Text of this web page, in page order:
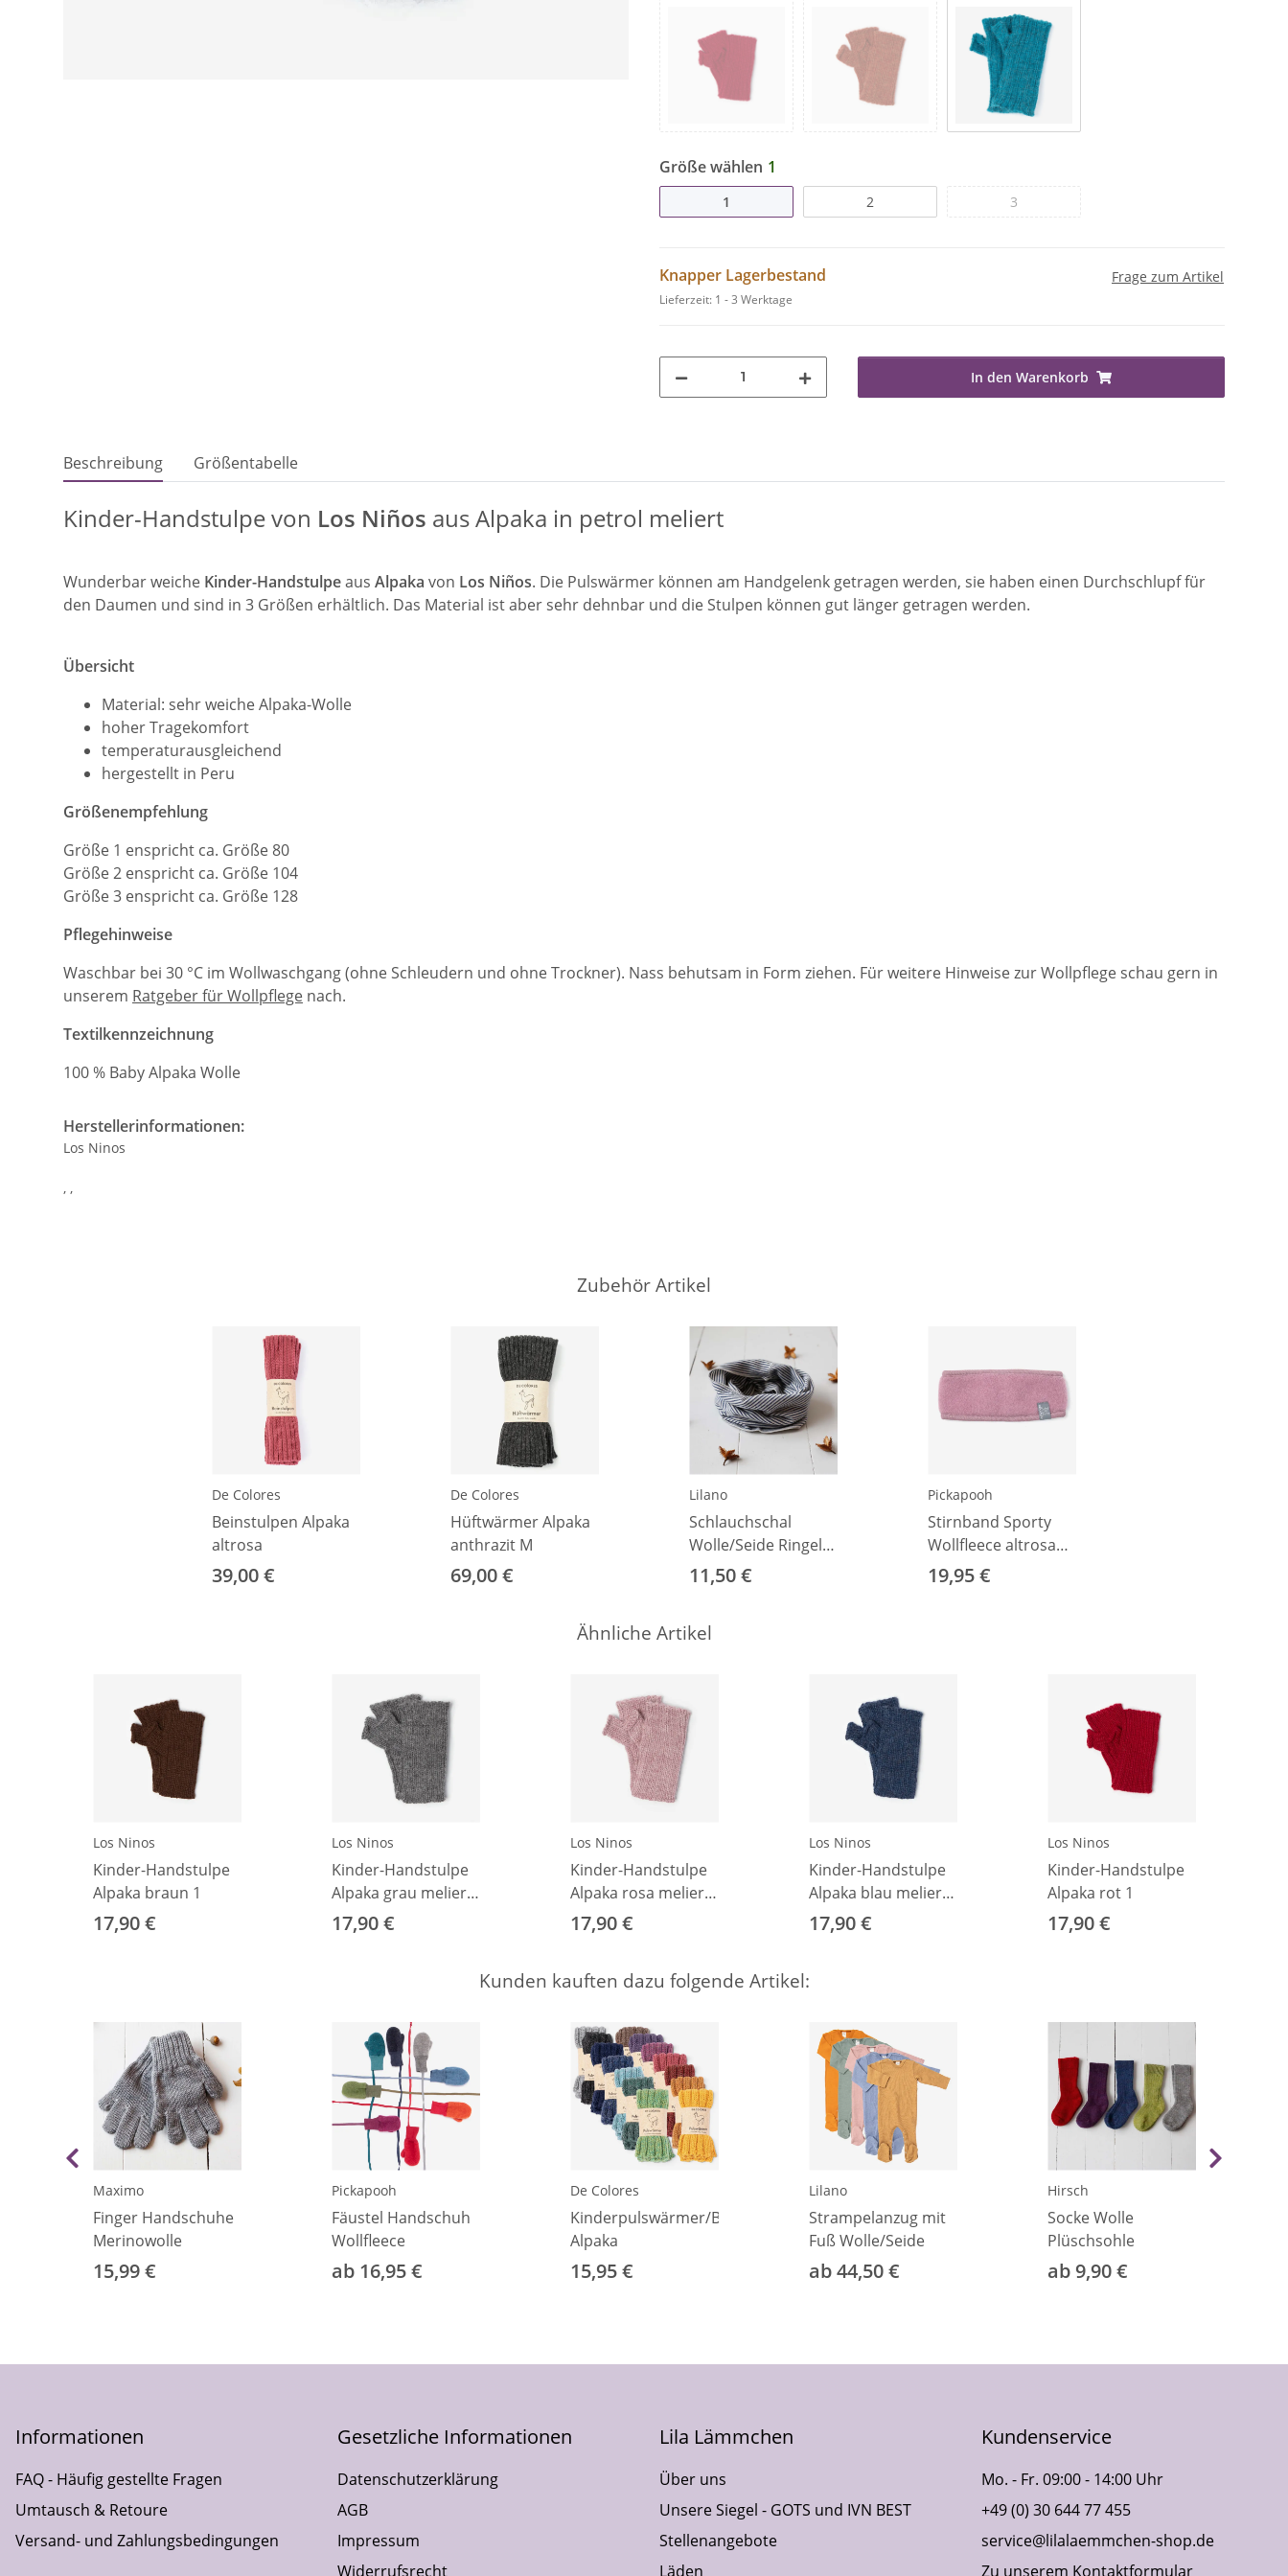
Größe wählen 1
1 2 3
Knapper Lagerbestand
Lieferzeit: 1 - 3 Werktage
Frage zum Artikel
In den Warenkorb
Beschreibung Größentabelle
Kinder-Handstulpe von Los Niños aus Alpaka in petrol meliert
Wunderbar weiche Kinder-Handstulpeaus Alpaka von Los Niños. Die Pulswärmer können am Handgelenk getragen werden, sie haben einen Durchschlupf für
den Daumen und sind in 3 Größen erhältlich. Das Material ist aber sehr dehnbar und die Stulpen können gut länger getragen werden.
Übersicht
Material: sehr weiche Alpaka-Wolle
hoher Tragekomfort
temperaturausgleichend
hergestellt in Peru
Größenempfehlung
Größe 1 enspricht ca. Größe 80
Größe 2 enspricht ca. Größe 104
Größe 3 enspricht ca. Größe 128
Pflegehinweise
Waschbar bei 30 °C im Wollwaschgang (ohne Schleudern und ohne Trockner). Nass behutsam in Form ziehen. Für weitere Hinweise zur Wollpflege schau gern in
unserem Ratgeber für Wollpflege nach.
Textilkennzeichnung
100 % Baby Alpaka Wolle
Herstellerinformationen:
Los Ninos
, ,
Zubehör Artikel
De Colores
Beinstulpen Alpaka
altrosa
39,00 €
De Colores
Hüftwärmer Alpaka
anthrazit M
69,00 €
Lilano
Schlauchschal
Wolle/Seide Ringel
marineblau 1 (ca.
24cm)
11,50 €
Pickapooh
Stirnband Sporty
Wollfleece altrosa
52
19,95 €
Ähnliche Artikel
Los Ninos
Kinder-Handstulpe
Alpaka braun 1
17,90 €
Los Ninos
Kinder-Handstulpe
Alpaka grau meliert
1
17,90 €
Los Ninos
Kinder-Handstulpe
Alpaka rosa meliert
1
17,90 €
Los Ninos
Kinder-Handstulpe
Alpaka blau meliert
1
17,90 €
Los Ninos
Kinder-Handstulpe
Alpaka rot 1
17,90 €
Kunden kauften dazu folgende Artikel:
Maximo
Finger Handschuhe
Merinowolle
15,99 €
Pickapooh
Fäustel Handschuh
Wollfleece
ab 16,95 €
De Colores
Kinderpulswärmer/Babystulpe
Alpaka
15,95 €
Lilano
Strampelanzug mit
Fuß Wolle/Seide
ab 44,50 €
Hirsch
Socke Wolle
Plüschsohle
ab 9,90 €
Informationen
FAQ - Häufig gestellte Fragen
Umtausch & Retoure
Versand- und Zahlungsbedingungen
Gesetzliche Informationen
Datenschutzerklärung
AGB
Impressum
Widerrufsrecht
Lila Lämmchen
Über uns
Unsere Siegel - GOTS und IVN BEST
Stellenangebote
Läden
Kundenservice
Mo. - Fr. 09:00 - 14:00 Uhr
+49 (0) 30 644 77 455
service@lilalaemmchen-shop.de
Zu unserem Kontaktformular